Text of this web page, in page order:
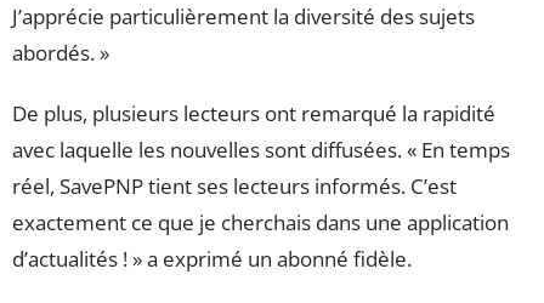
J’apprécie particulièrement la diversité des sujets
abordés. »
De plus, plusieurs lecteurs ont remarqué la rapidité
avec laquelle les nouvelles sont diffusées. « En temps
réel, SavePNP tient ses lecteurs informés. C’est
exactement ce que je cherchais dans une application
d’actualités ! » a exprimé un abonné fidèle.